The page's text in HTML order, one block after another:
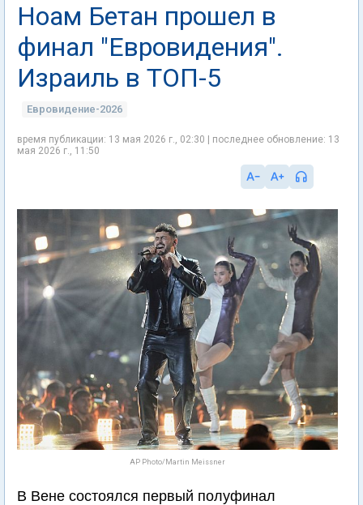
Ноам Бетан прошел в
финал "Евровидения".
Израиль в ТОП-5
Евровидение-2026
время публикации: 13 мая 2026 г., 02:30 | последнее обновление: 13
мая 2026 г., 11:50
AP Photo/Martin Meissner
В Вене состоялся первый полуфинал